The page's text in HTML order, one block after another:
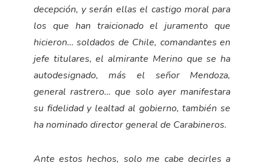
decepción, y serán ellas el castigo moral para
los que han traicionado el juramento que
hicieron… soldados de Chile, comandantes en
jefe titulares, el almirante Merino que se ha
autodesignado, más el señor Mendoza,
general rastrero… que solo ayer manifestara
su fidelidad y lealtad al gobierno, también se
ha nominado director general de Carabineros.
Ante estos hechos, solo me cabe decirles a